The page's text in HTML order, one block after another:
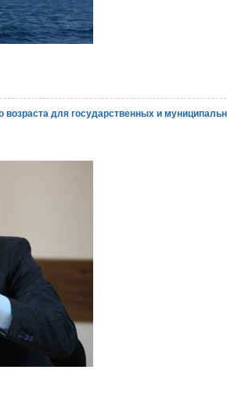
возраста для государственных и